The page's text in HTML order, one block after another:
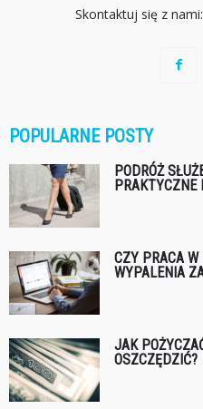
Skontaktuj się z nami:
POPULARNE POSTY
PODRÓŻ
PRAKTYCZNE
CZY PRACA W
WYPALENIA
JAK
OSZCZĘDZIĆ?